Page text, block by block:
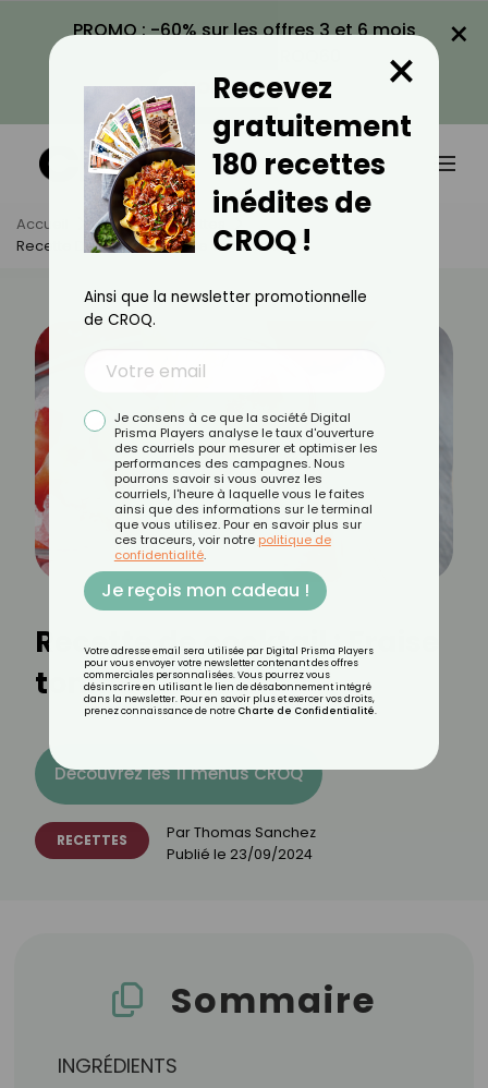
PROMO : -60% sur les offres 3 et 6 mois
VOIR LA PROMO
×
Accueil Actus
Recettes
Recette De Cocktail : Fraise Tonique !
Recette de cocktail : Fraise
tonique !
Découvrez les 11 menus CROQ
RECETTES ParThomas Sanchez
Publié le 23/09/2024
Sommaire
INGRÉDIENTS
Recevez
gratuitement
180 recettes
inédites de
CROQ !
×
Ainsi que la newsletter promotionnelle
de CROQ.
Je consens à ce que la société Digital
Prisma Players analyse le taux d'ouverture
des courriels pour mesurer et optimiser les
performances des campagnes. Nous
pourrons savoir si vous ouvrez les
courriels, l'heure à laquelle vous le faites
ainsi que des informations sur le terminal
que vous utilisez. Pour en savoir plus sur
ces traceurs, voir notre politique de
confidentialité.
Je reçois mon cadeau !
Votre adresse email sera utilisée par Digital Prisma Players
pour vous envoyer votre newsletter contenant des offres
commerciales personnalisées. Vous pourrez vous
désinscrire en utilisant le lien de désabonnement intégré
dans la newsletter. Pour en savoir plus et exercer vos droits,
prenez connaissance de notre Charte de Confidentialité.